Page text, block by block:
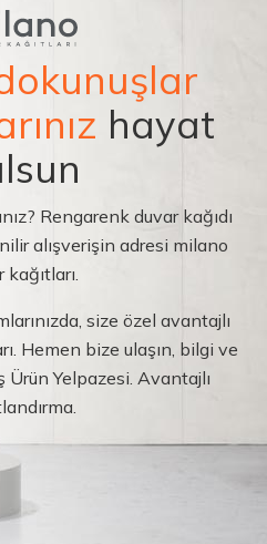
hayat
Rengarenk duvar kağıdı
alışverişin adresi milano
kağıtları.
size özel avantajlı
Hemen bize ulaşın, bilgi ve
Yelpazesi. Avantajlı